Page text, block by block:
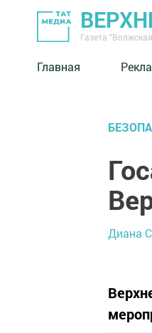
Газета
Главная
Диана